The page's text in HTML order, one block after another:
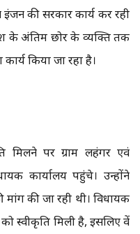
की सरकार कार्य कर रही
के अंतिम छोर के व्यक्ति तक
किया जा रहा है।
मिलने पर ग्राम लहंगर एवं
कार्यालय पहुंचे। उन्होंने
की जा रही थी। विधायक
को स्वीकृति मिली है, इसलिए वें